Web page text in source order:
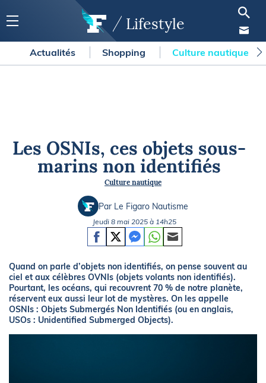
Lifestyle
Actualités Shopping Culture nautique
Les OSNIs, ces objets sous-
marins non identifiés
Culture nautique
Par Le Figaro Nautisme
Jeudi 8 mai 2025 à 14h25
Quand on parle d’objets non identifiés, on pense souvent au
ciel et aux célèbres OVNIs (objets volants non identifiés).
Pourtant, les océans, qui recouvrent 70 % de notre planète,
réservent eux aussi leur lot de mystères. On les appelle
OSNIs : Objets Submergés Non Identifiés (ou en anglais,
USOs : Unidentified Submerged Objects).